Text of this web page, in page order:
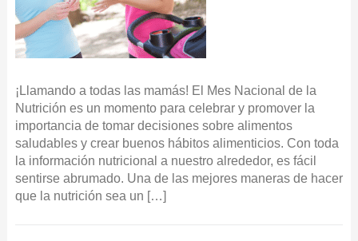
¡Llamando a todas las mamás! El Mes Nacional de la
Nutrición es un momento para celebrar y promover la
importancia de tomar decisiones sobre alimentos
saludables y crear buenos hábitos alimenticios. Con toda
la información nutricional a nuestro alrededor, es fácil
sentirse abrumado. Una de las mejores maneras de hacer
que la nutrición sea un […]